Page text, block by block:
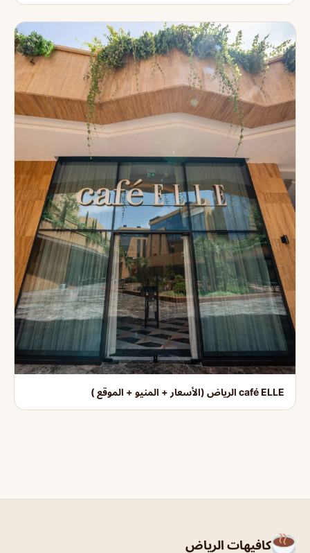
café ELLE الرياض (الأسعار + المنيو + الموقع )
كافيهات الرياض